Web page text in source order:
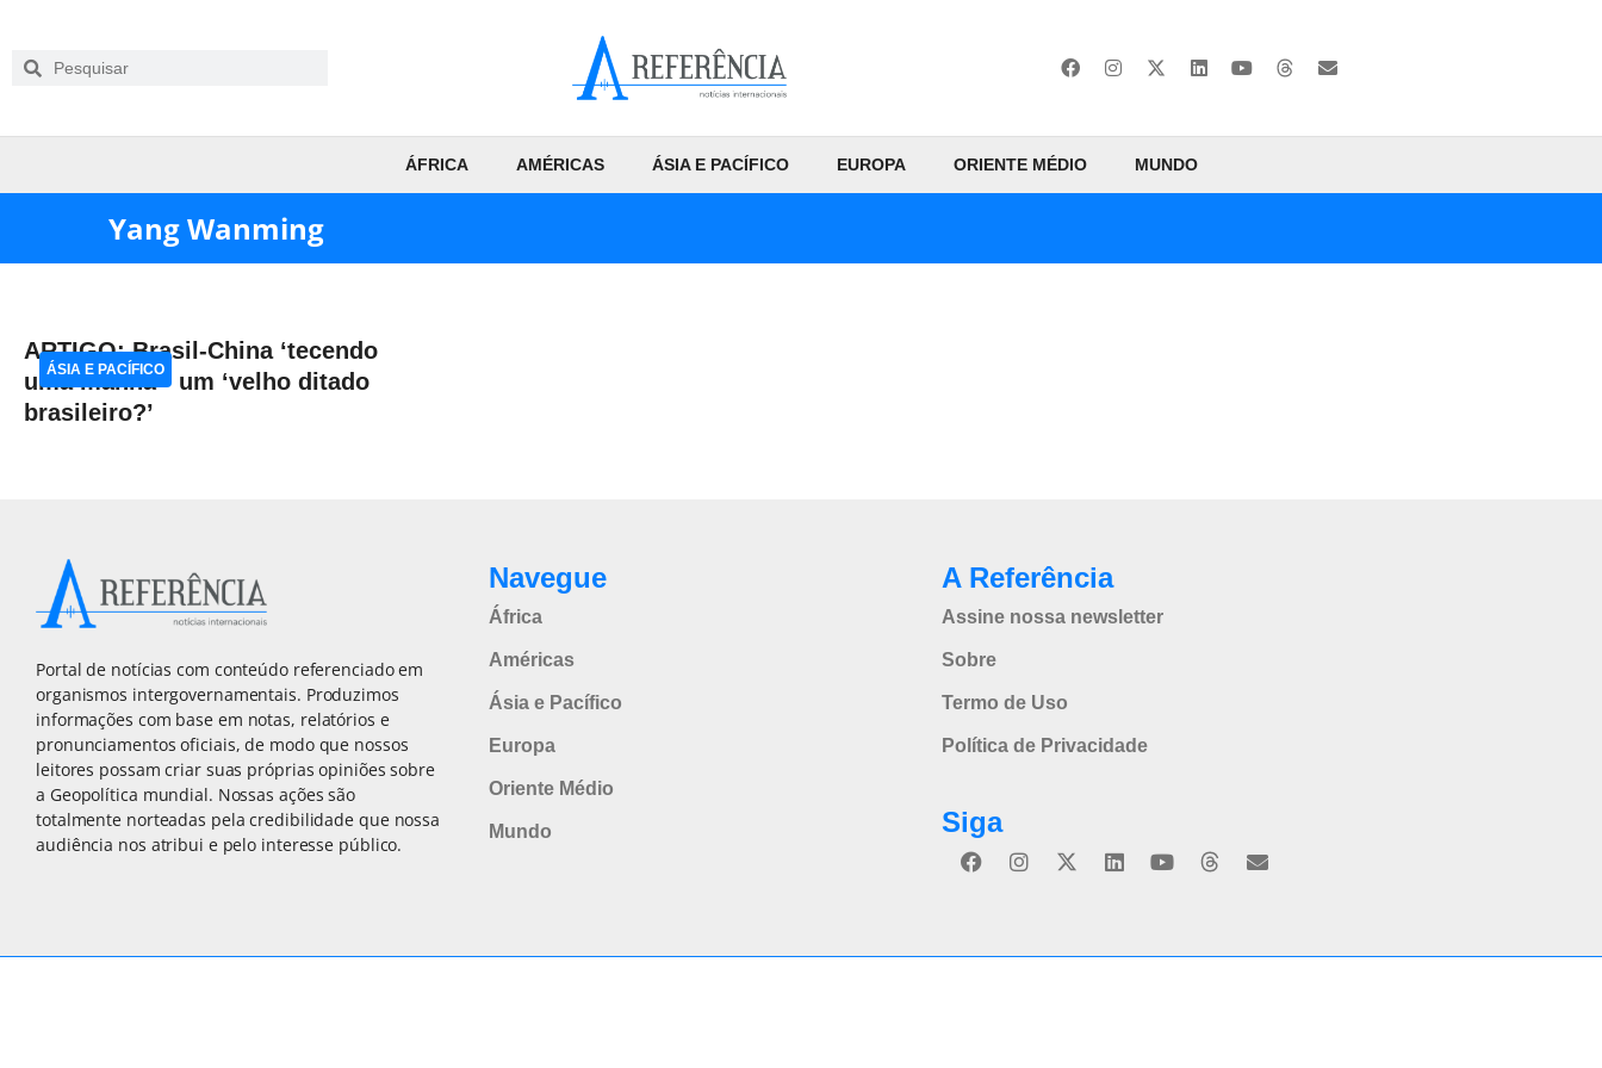
ÁFRICA AMÉRICAS ÁSIA E PACÍFICO EUROPA ORIENTE MÉDIO MUNDO
Yang Wanming
ARTIGO: Brasil-China ‘tecendo
uma manhã’- um ‘velho ditado
brasileiro?’
ÁSIA E PACÍFICO
Portal de notícias com conteúdo referenciado em
organismos intergovernamentais. Produzimos
informações com base em notas, relatórios e
pronunciamentos oficiais, de modo que nossos
leitores possam criar suas próprias opiniões sobre
a Geopolítica mundial. Nossas ações são
totalmente norteadas pela credibilidade que nossa
audiência nos atribui e pelo interesse público.
Navegue
África
Américas
Ásia e Pacífico
Europa
Oriente Médio
Mundo
A Referência
Assine nossa newsletter
Sobre
Termo de Uso
Política de Privacidade
Siga